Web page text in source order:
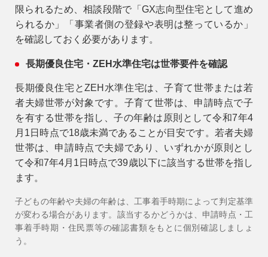
限られるため、相談段階で「GX志向型住宅として進め
られるか」「事業者側の登録や表明は整っているか」
を確認しておく必要があります。
長期優良住宅・ZEH水準住宅は世帯要件を確認
長期優良住宅とZEH水準住宅は、子育て世帯または若
者夫婦世帯が対象です。子育て世帯は、申請時点で子
を有する世帯を指し、子の年齢は原則として令和7年4
月1日時点で18歳未満であることが目安です。若者夫婦
世帯は、申請時点で夫婦であり、いずれかが原則とし
て令和7年4月1日時点で39歳以下に該当する世帯を指し
ます。
子どもの年齢や夫婦の年齢は、工事着手時期によって判定基準
が変わる場合があります。該当するかどうかは、申請時点・工
事着手時期・住民票等の確認書類をもとに個別確認しましょ
う。